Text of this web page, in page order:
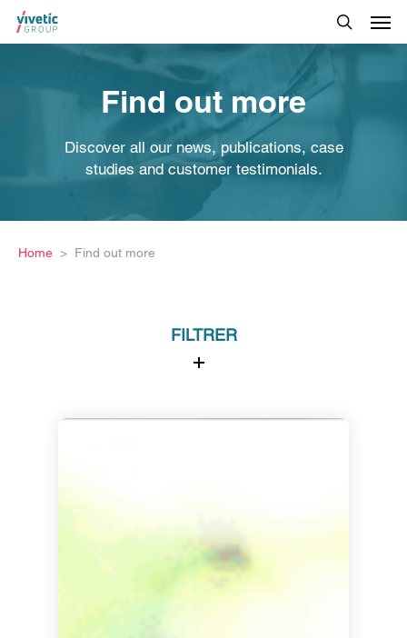
Find out more
Discover all our news, publications, case
studies and customer testimonials.
Home Find out more
FILTRER